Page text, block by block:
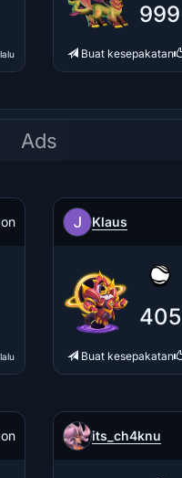
999
Buat kesepakatan
Klaus
405
Buat kesepakatan
its_ch4knu